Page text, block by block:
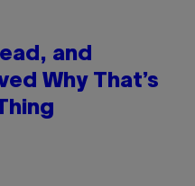
and
Why That’s